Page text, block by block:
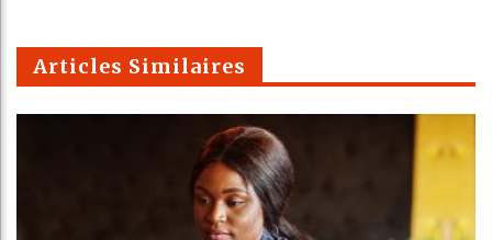
m
Articles Similaires